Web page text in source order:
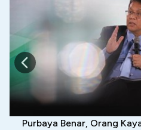
Purbaya Benar, Orang